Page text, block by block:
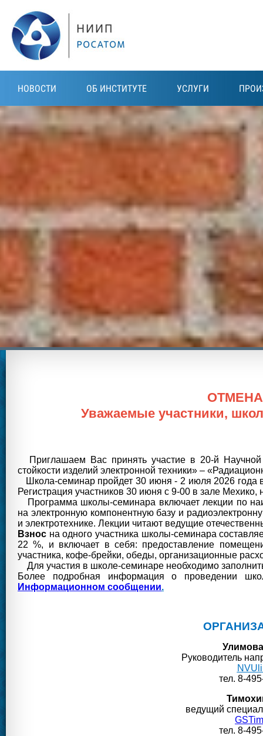
НОВОСТИ ОБ ИНСТИТУТЕ УСЛУГИ
Уважаемые участники,
Приглашаем Вас принять участие в 20-й
стойкости изделий электронной техники» –
Школа-семинар пройдет 30 июня - 2 июля 2026 года
Регистрация участников 30 июня с 9-00 в зале
Программа школы-семинара включает лекции по
на электронную компонентную базу и
и электротехнике. Лекции читают ведущие
Взнос на одного участника школы-семинара
22 %, и включает в себя: предоставление
участника, кофе-брейки, обеды, организационные
Для участия в школе-семинаре необходимо
Более подробная информация о проведении
Информационном сообщении.
Руководитель
тел. 8-
ведущий
тел. 8-